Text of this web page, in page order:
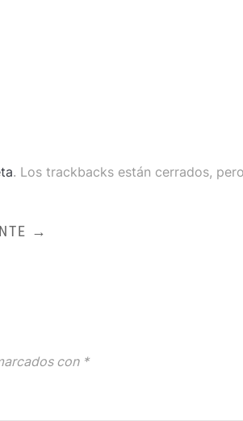
. Los trackbacks están cerrados,
→
con *